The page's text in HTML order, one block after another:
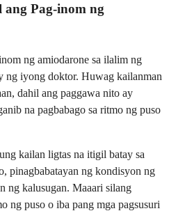
Pag-inom ng
ng amiodarone sa ilalim ng
ng iyong doktor. Huwag kailanman
dahil ang paggawa nito ay
na pagbabago sa ritmo ng puso
kailan ligtas na itigil batay sa
pinagbabatayan ng kondisyon ng
ng kalusugan. Maaari silang
ng puso o iba pang mga pagsusuri